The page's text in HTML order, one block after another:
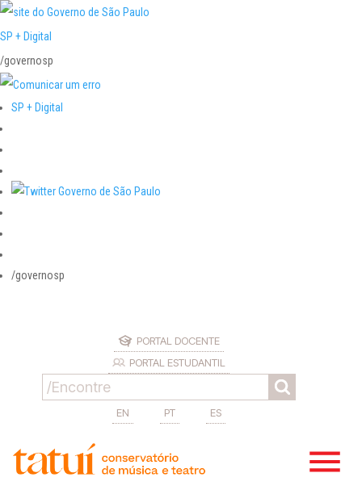
SP + Digital
/governosp
SP + Digital
/governosp
PORTAL DOCENTE
PORTAL ESTUDANTIL
EN PT ES